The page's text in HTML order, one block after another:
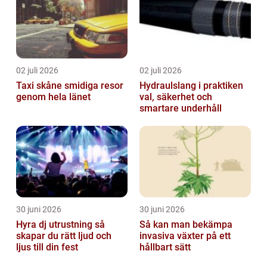
02 juli 2026
Taxi skåne smidiga resor
genom hela länet
02 juli 2026
Hydraulslang i praktiken
val, säkerhet och
smartare underhåll
30 juni 2026
Hyra dj utrustning så
skapar du rätt ljud och
ljus till din fest
30 juni 2026
Så kan man bekämpa
invasiva växter på ett
hållbart sätt